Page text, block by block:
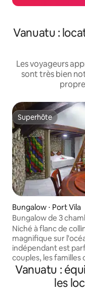
Vanuatu :
Les voyageurs
sont très bien
Superhôte
Superhôte
Bungalow ⋅ Port Vila
Bungalow de 3
l'océan, petit
Niché à flanc de
magnifique sur
indépendant est
couples, les familles
solo qui veulent
dans la nature. La
trois lits queen size
Vanuatu :
les